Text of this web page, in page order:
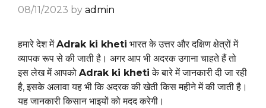
08/11/2023 by admin
हमारे देश मेंAdrak ki kheti भारत के उत्तर और दक्षिण क्षेत्रों में
व्यापक रूप से की जाती है। अगर आप भी अदरक उगाना चाहते हैं तो
इस लेख में आपको Adrak ki kheti के बारे में जानकारी दी जा रही
है, इसके अलावा यह भी कि अदरक की खेती किस महीने में की जाती है।
यह जानकारी किसान भाइयों को मदद करेगी।